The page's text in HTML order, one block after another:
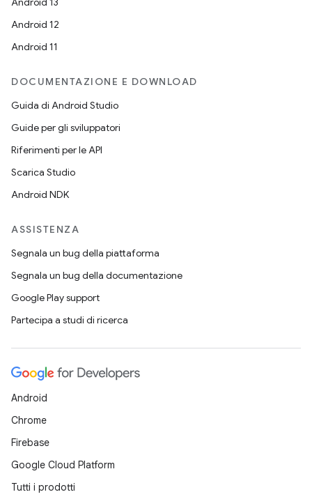
Android 12
Android 11
DOCUMENTAZIONE E DOWNLOAD
Guida di Android Studio
Guide per gli sviluppatori
Riferimenti per le API
Scarica Studio
Android NDK
ASSISTENZA
Segnala un bug della piattaforma
Segnala un bug della documentazione
Google Play support
Partecipa a studi di ricerca
Android
Chrome
Firebase
Google Cloud Platform
Tutti i prodotti